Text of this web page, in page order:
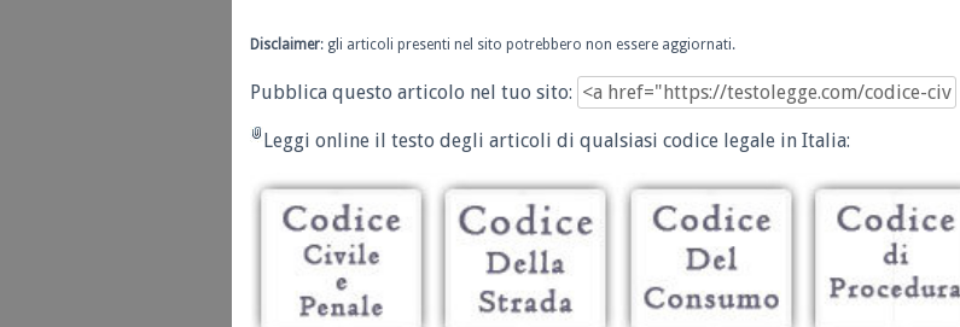
Disclaimer: gli articoli presenti nel sito potrebbero non essere aggiornati.
Pubblica questo articolo nel tuo sito:
Leggi online il testo degli articoli di qualsiasi codice legale in Italia: